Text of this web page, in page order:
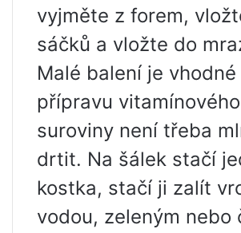
vyjměte z forem,
sáčků a vložte do
Malé balení je
přípravu
suroviny není třeba
drtit. Na šálek stačí
kostka, stačí ji zalít
vodou, zeleným nebo